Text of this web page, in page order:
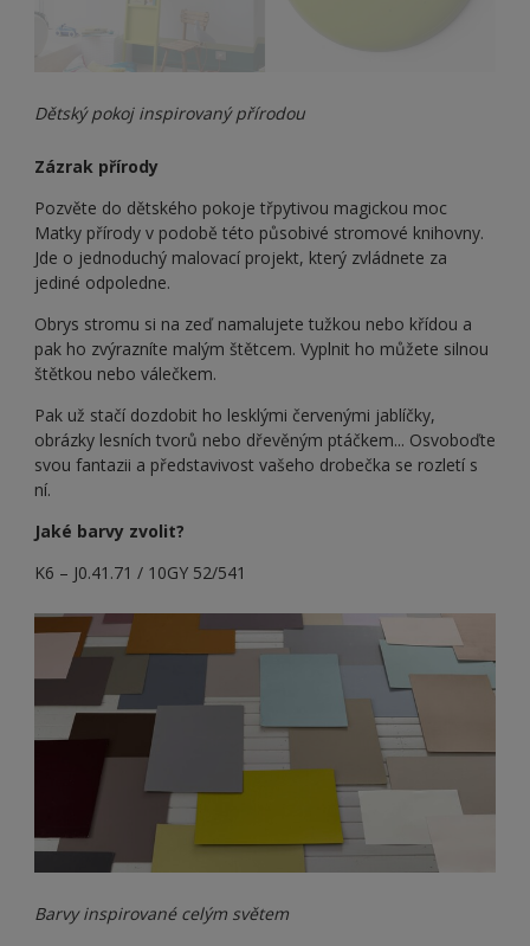
Dětský pokoj inspirovaný přírodou
Zázrak přírody
Pozvěte do dětského pokoje třpytivou magickou moc
Matky přírody v podobě této působivé stromové knihovny.
Jde o jednoduchý malovací projekt, který zvládnete za
jediné odpoledne.
Obrys stromu si na zeď namalujete tužkou nebo křídou a
pak ho zvýrazníte malým štětcem. Vyplnit ho můžete silnou
štětkou nebo válečkem.
Pak už stačí dozdobit ho lesklými červenými jablíčky,
obrázky lesních tvorů nebo dřevěným ptáčkem... Osvoboďte
svou fantazii a představivost vašeho drobečka se rozletí s
ní.
Jaké barvy zvolit?
K6 – J0.41.71 / 10GY 52/541
Barvy inspirované celým světem